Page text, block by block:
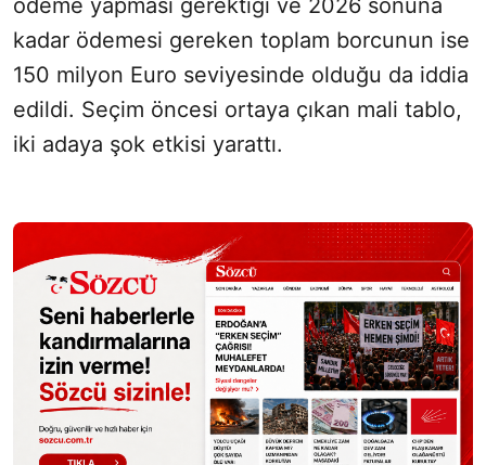
ödeme yapması gerektiği ve 2026 sonuna
kadar ödemesi gereken toplam borcunun ise
150 milyon Euro seviyesinde olduğu da iddia
edildi. Seçim öncesi ortaya çıkan mali tablo,
iki adaya şok etkisi yarattı.